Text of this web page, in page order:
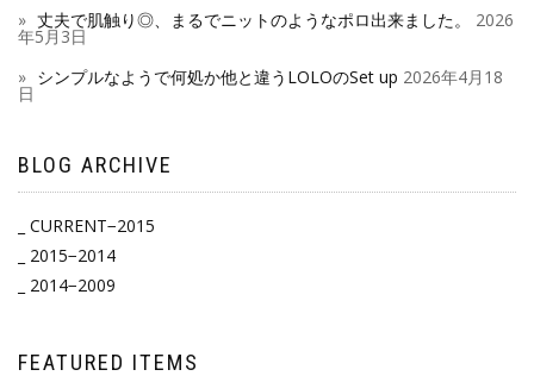
丈夫で肌触り◎、まるでニットのようなポロ出来ました。
2026
年5月3日
シンプルなようで何処か他と違うLOLOのSet up 2026年4月18
日
BLOG ARCHIVE
_ CURRENT−2015
_ 2015−2014
_ 2014−2009
FEATURED ITEMS